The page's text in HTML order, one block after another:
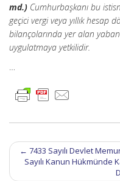
md.) Cumhurbaşkanı bu
geçici vergi veya yıllık hesap
bilançolarında yer alan
uygulatmaya yetkilidir.
…
Post
navigation
← 7433 Sayılı Devlet
Sayılı Kanun Hükmünde